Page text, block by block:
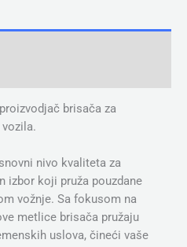
brisača za
nivo kvaliteta za
izbor koji pruža pouzdane
vožnje. Sa fokusom na
metlice brisača pružaju
uslova, čineći vaše